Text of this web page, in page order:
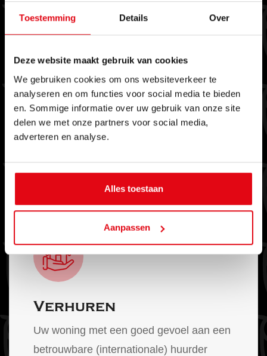
Toestemming Details Over
Deze website maakt gebruik van cookies
We gebruiken cookies om ons websiteverkeer te
analyseren en om functies voor social media te bieden
en. Sommige informatie over uw gebruik van onze site
delen we met onze partners voor social media,
adverteren en analyse.
Alles toestaan
Aanpassen
Aankopen
zoekopdracht of gepersonaliseerde
aankoopbegeleiding bij het vinden van uw
nieuwe woning in het Gooi en omgeving.
MEER INFORMATIE
Verhuren
Uw woning met een goed gevoel aan een
betrouwbare (internationale) huurder